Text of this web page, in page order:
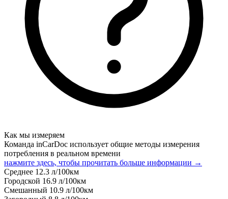
Как мы измеряем
Команда inCarDoc использует общие методы измерения
потребления в реальном времени
нажмите здесь, чтобы прочитать больше информации →
Среднее 12.3 л/100км
Городской 16.9 л/100км
Смешанный 10.9 л/100км